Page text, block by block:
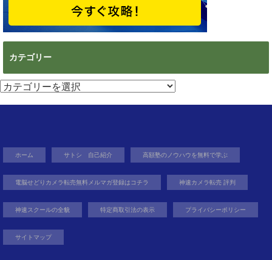
カテゴリー
カ
ホーム サトシ 自己紹介 高額塾のノウハウを無料で学ぶ
電脳せどりカメラ転売無料メルマガ登録はコチラ 神速カメラ転売 評判
神速スクールの全貌 特定商取引法の表示 プライバシーポリシー
サイトマップ